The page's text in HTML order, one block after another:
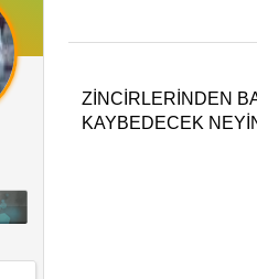
ZİNCİRLERİNDEN
KAYBEDECEK